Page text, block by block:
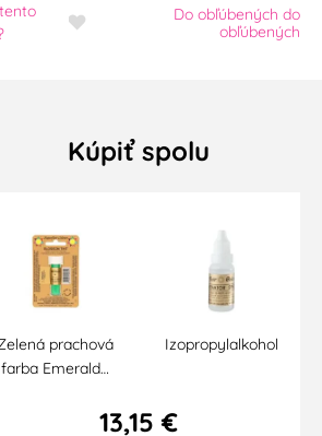
Do obľúbených do
obľúbených
Kúpiť spolu
prachová
farba Emerald…
Izopropylalkohol
13,15 €